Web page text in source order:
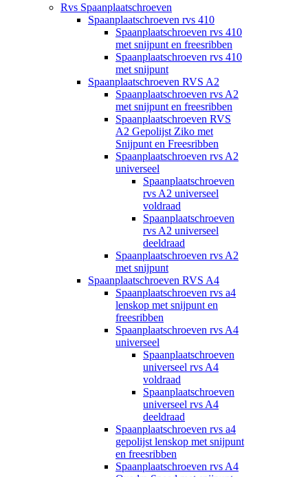
Rvs Spaanplaatschroeven
Spaanplaatschroeven rvs 410
Spaanplaatschroeven rvs 410
met snijpunt en freesribben
Spaanplaatschroeven rvs 410
met snijpunt
Spaanplaatschroeven RVS A2
Spaanplaatschroeven rvs A2
met snijpunt en freesribben
Spaanplaatschroeven RVS
A2 Gepolijst Ziko met
Snijpunt en Freesribben
Spaanplaatschroeven rvs A2
universeel
Spaanplaatschroeven
rvs A2 universeel
voldraad
Spaanplaatschroeven
rvs A2 universeel
deeldraad
Spaanplaatschroeven rvs A2
met snijpunt
Spaanplaatschroeven RVS A4
Spaanplaatschroeven rvs a4
lenskop met snijpunt en
freesribben
Spaanplaatschroeven rvs A4
universeel
Spaanplaatschroeven
universeel rvs A4
voldraad
Spaanplaatschroeven
universeel rvs A4
deeldraad
Spaanplaatschroeven rvs a4
gepolijst lenskop met snijpunt
en freesribben
Spaanplaatschroeven rvs A4